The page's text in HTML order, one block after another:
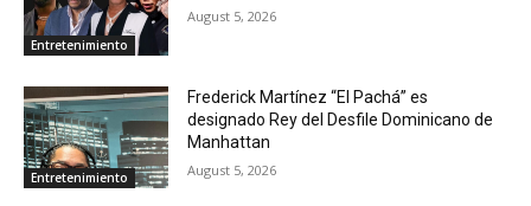
Entretenimiento
August 5, 2026
Entretenimiento
Frederick Martínez “El Pachá” es
designado Rey del Desfile Dominicano de
Manhattan
August 5, 2026